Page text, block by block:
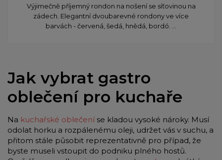
Výjimečně příjemný rondon na nošení se síťovinou na
zádech. Elegantní dvoubarevné rondony ve více
barvách - červená, šedá, hnědá, bordó. ...
Jak vybrat gastro
oblečení pro kuchaře
Na kuchařské oblečeníse kladou vysoké nároky. Musí
odolat horku a rozpálenému oleji, udržet vás v suchu, a
přitom stále působit reprezentativně pro případ, že
byste museli vstoupit do podniku plného hostů.